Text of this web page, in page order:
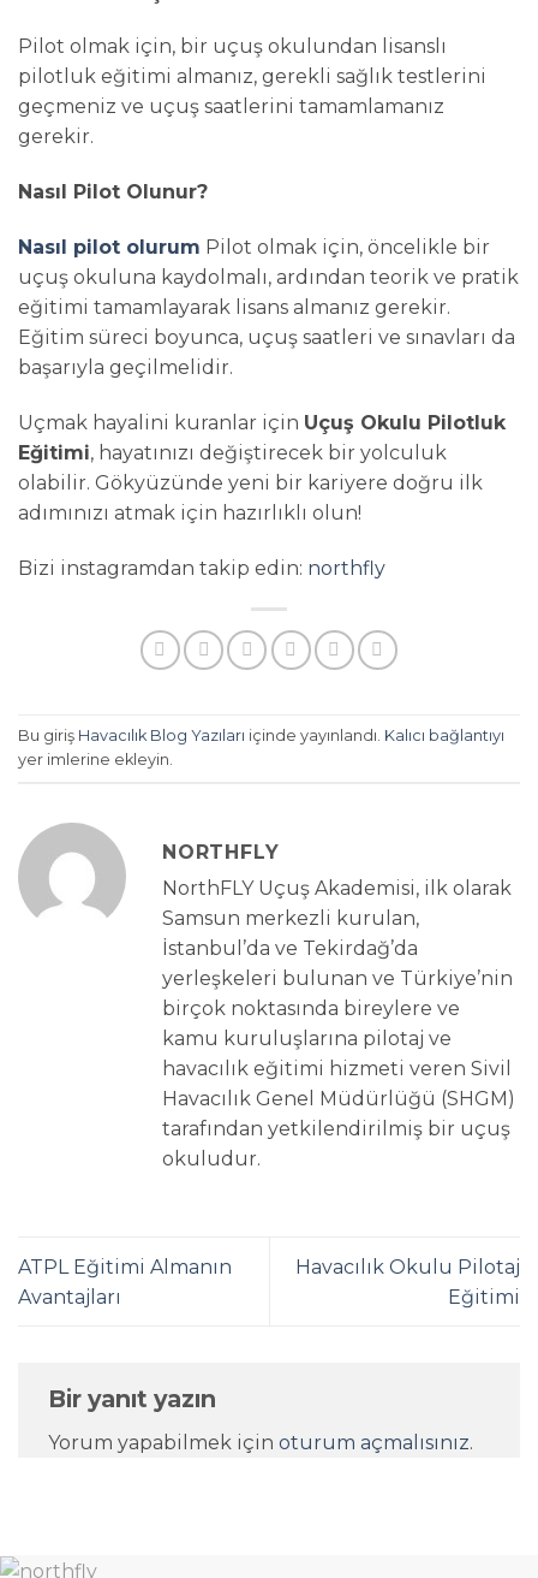
Pilot olmak için, bir uçuş okulundan lisanslı
pilotluk eğitimi almanız, gerekli sağlık testlerini
geçmeniz ve uçuş saatlerini tamamlamanız
gerekir.
Nasıl Pilot Olunur?
Nasıl pilot olurum Pilot olmak için, öncelikle bir
uçuş okuluna kaydolmalı, ardından teorik ve pratik
eğitimi tamamlayarak lisans almanız gerekir.
Eğitim süreci boyunca, uçuş saatleri ve sınavları da
başarıyla geçilmelidir.
Uçmak hayalini kuranlar için Uçuş Okulu Pilotluk
Eğitimi, hayatınızı değiştirecek bir yolculuk
olabilir. Gökyüzünde yeni bir kariyere doğru ilk
adımınızı atmak için hazırlıklı olun!
Bizi instagramdan takip edin: northfly
Bu giriş Havacılık Blog Yazıları içinde yayınlandı. Kalıcı bağlantıyı
yer imlerine ekleyin.
NORTHFLY
NorthFLY Uçuş Akademisi, ilk olarak
Samsun merkezli kurulan,
İstanbul’da ve Tekirdağ’da
yerleşkeleri bulunan ve Türkiye’nin
birçok noktasında bireylere ve
kamu kuruluşlarına pilotaj ve
havacılık eğitimi hizmeti veren Sivil
Havacılık Genel Müdürlüğü (SHGM)
tarafından yetkilendirilmiş bir uçuş
okuludur.
ATPL Eğitimi Almanın
Avantajları
Havacılık Okulu Pilotaj
Eğitimi
Bir yanıt yazın
Yorum yapabilmek için oturum açmalısınız.